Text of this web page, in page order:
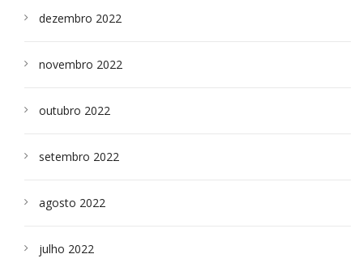
dezembro 2022
novembro 2022
outubro 2022
setembro 2022
agosto 2022
julho 2022